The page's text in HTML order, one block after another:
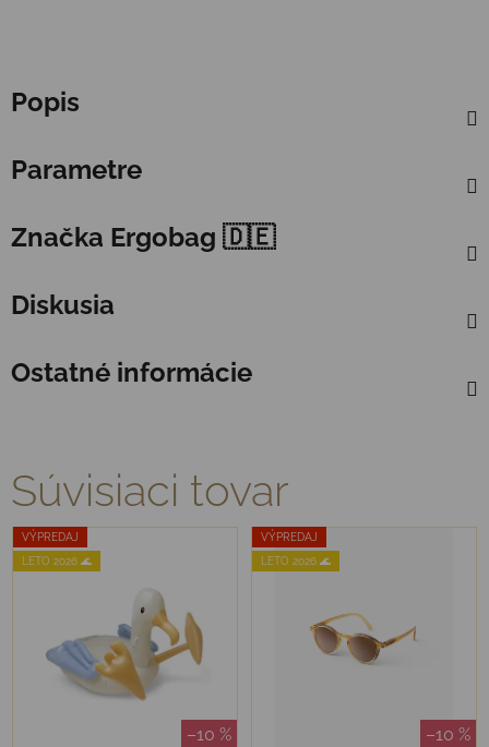
Popis
Parametre
Značka Ergobag 🇩🇪
Diskusia
Ostatné informácie
Súvisiaci tovar
VÝPREDAJ
LETO 2026 🌊
–10 %
VÝPREDAJ
LETO 2026 🌊
–10 %